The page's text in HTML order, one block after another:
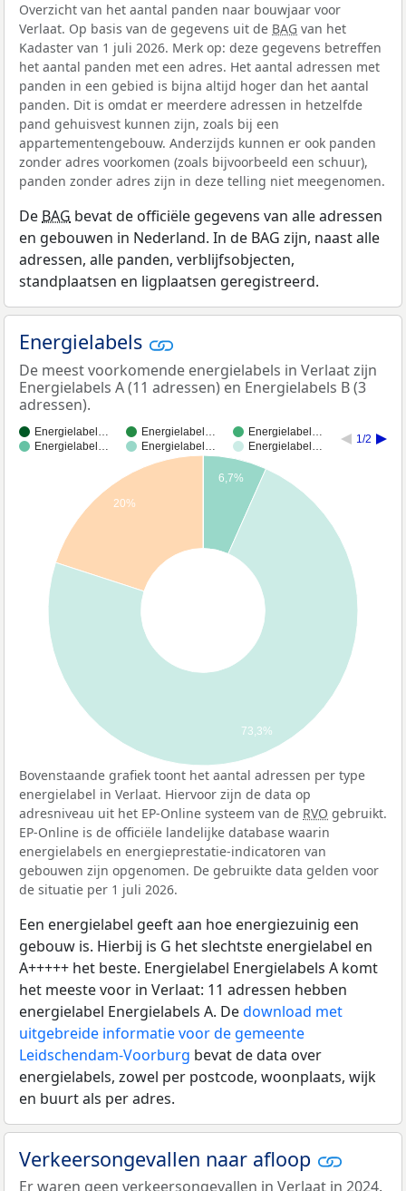
Overzicht van het aantal panden naar bouwjaar voor
Verlaat. Op basis van de gegevens uit de BAG van het
Kadaster van 1 juli 2026. Merk op: deze gegevens betreffen
het aantal panden met een adres. Het aantal adressen met
panden in een gebied is bijna altijd hoger dan het aantal
panden. Dit is omdat er meerdere adressen in hetzelfde
pand gehuisvest kunnen zijn, zoals bij een
appartementengebouw. Anderzijds kunnen er ook panden
zonder adres voorkomen (zoals bijvoorbeeld een schuur),
panden zonder adres zijn in deze telling niet meegenomen.
De BAG bevat de officiële gegevens van alle adressen
en gebouwen in Nederland. In de BAG zijn, naast alle
adressen, alle panden, verblijfsobjecten,
standplaatsen en ligplaatsen geregistreerd.
Energielabels
De meest voorkomende energielabels in Verlaat zijn
Energielabels A (11 adressen) en Energielabels B (3
adressen).
Energielabel… Energielabel…
Energielabel…
Energielabel…
Energielabel… Energielabel…
1/2
6,7%
20%
73,3%
Bovenstaande grafiek toont het aantal adressen per type
energielabel in Verlaat. Hiervoor zijn de data op
adresniveau uit het EP-Online systeem van de RVO gebruikt.
EP-Online is de officiële landelijke database waarin
energielabels en energieprestatie-indicatoren van
gebouwen zijn opgenomen. De gebruikte data gelden voor
de situatie per 1 juli 2026.
Een energielabel geeft aan hoe energiezuinig een
gebouw is. Hierbij is G het slechtste energielabel en
A+++++ het beste. Energielabel Energielabels A komt
het meeste voor in Verlaat: 11 adressen hebben
energielabel Energielabels A. Dedownload met
uitgebreide informatie voor de gemeente
Leidschendam-Voorburg bevat de data over
energielabels, zowel per postcode, woonplaats, wijk
en buurt als per adres.
Verkeersongevallen naar afloop
Er waren geen verkeersongevallen in Verlaat in 2024.